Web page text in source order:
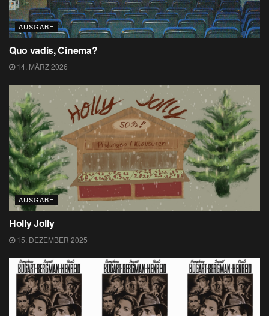
AUSGABE
Quo vadis, Cinema?
14. MÄRZ 2026
AUSGABE
Holly Jolly
15. DEZEMBER 2025